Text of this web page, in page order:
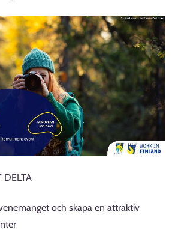
DELTA
och skapa en attraktiv